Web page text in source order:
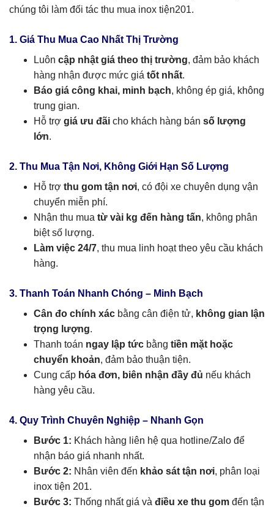
chúng tôi làm đối tác thu mua inox tiện201.
1. Giá Thu Mua Cao Nhất Thị Trường
Luôn cập nhật giá theo thị trường, đảm bảo khách
hàng nhận được mức giá tốt nhất.
Báo giá công khai, minh bạch, không ép giá, không
trung gian.
Hỗ trợ giá ưu đãi cho khách hàng bán số lượng
lớn.
2. Thu Mua Tận Nơi, Không Giới Hạn Số Lượng
Hỗ trợ thu gom tận nơi, có đội xe chuyên dụng vận
chuyển miễn phí.
Nhận thu mua từ vài kg đến hàng tấn, không phân
biệt số lượng.
Làm việc 24/7, thu mua linh hoạt theo yêu cầu khách
hàng.
3. Thanh Toán Nhanh Chóng – Minh Bạch
Cân đo chính xác bằng cân điện tử, không gian lận
trọng lượng.
Thanh toán ngay lập tức bằng tiền mặt hoặc
chuyển khoản, đảm bảo thuận tiện.
Cung cấp hóa đơn, biên nhận đầy đủ nếu khách
hàng yêu cầu.
4. Quy Trình Chuyên Nghiệp – Nhanh Gọn
Bước 1: Khách hàng liên hệ qua hotline/Zalo để
nhận báo giá nhanh nhất.
Bước 2: Nhân viên đến khảo sát tận nơi, phân loại
inox tiện 201.
Bước 3: Thống nhất giá và điều xe thu gom đến tận